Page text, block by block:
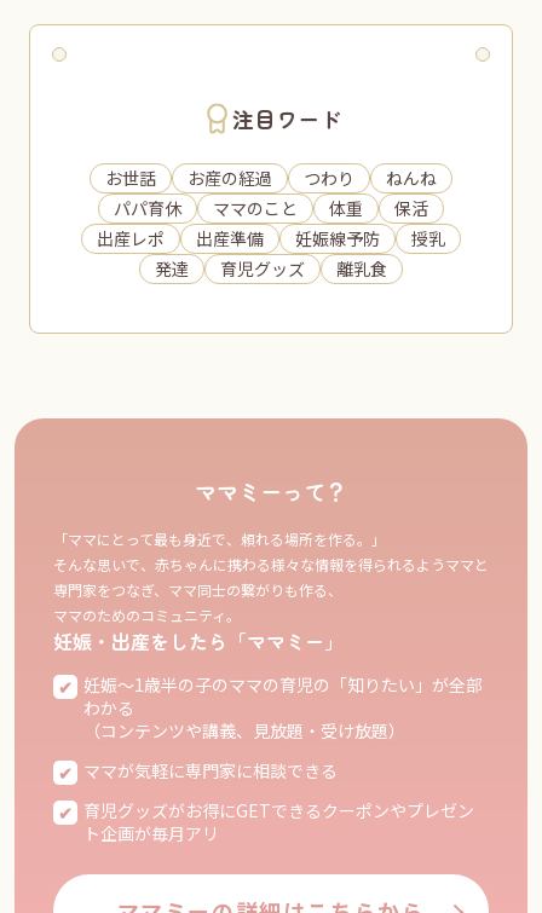
注目ワード
お世話 お産の経過 つわり
ねんね
パパ育休
ママのこと 体重
保活
出産レポ
出産準備 妊娠線予防
授乳
発達
育児グッズ 離乳食
ママミーって？
「ママにとって最も身近で、頼れる場所を作る。」
そんな思いで、赤ちゃんに携わる様々な情報を得られるようママと
専門家をつなぎ、ママ同士の繋がりも作る、
ママのためのコミュニティ。
妊娠・出産をしたら「ママミー」
妊娠〜1歳半の子のママの育児の「知りたい」が全部
わかる
（コンテンツや講義、見放題・受け放題）
ママが気軽に専門家に相談できる
育児グッズがお得にGETできるクーポンやプレゼン
ト企画が毎月アリ